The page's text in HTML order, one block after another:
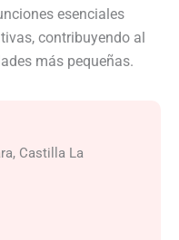
esenciales
contribuyendo al
más pequeñas.
Castilla La